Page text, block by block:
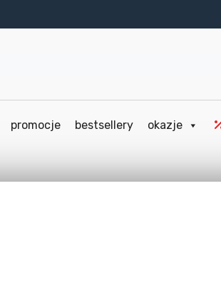
promocje bestsellery okazje